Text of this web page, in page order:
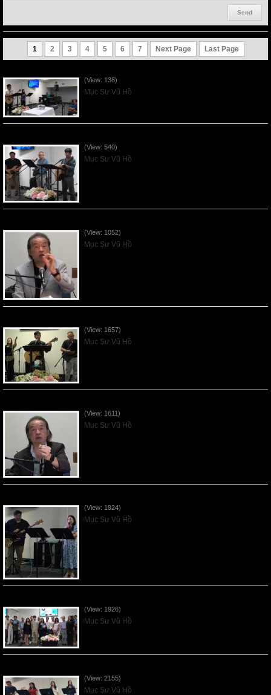
1 2 3 4 5 6 7 Next Page Last Page
(View: 138)
Mục Sư Vũ Hồ
(View: 540)
Mục Sư Vũ Hồ
(View: 1052)
Mục Sư Vũ Hồ
(View: 1657)
Mục Sư Vũ Hồ
(View: 1611)
Mục Sư Vũ Hồ
(View: 1924)
Mục Sư Vũ Hồ
(View: 1926)
Mục Sư Vũ Hồ
(View: 2155)
Mục Sư Vũ Hồ